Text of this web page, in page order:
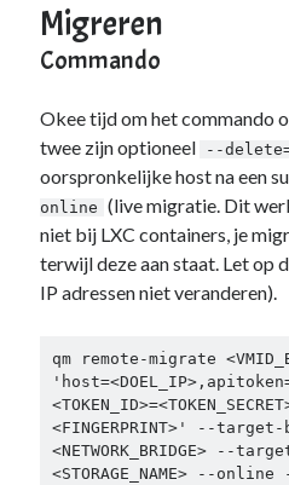
Migreren
Commando
Okee tijd om het commando
twee zijn optioneel
--
oorspronkelijke host na een
online (live migratie. Dit
niet bij LXC containers, je
terwijl deze aan staat. Let op
IP adressen niet veranderen).
qm remote-migrate
<FINGERPRINT>' --
<NETWORK_BRIDGE> --
<STORAGE_NAME> --